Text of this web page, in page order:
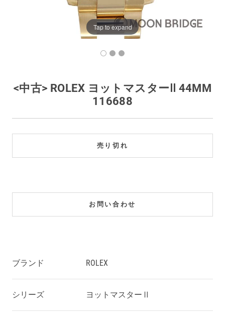
Tap to expand
<中古> ROLEX ヨットマスターⅡ 44MM
116688
売り切れ
お問い合わせ
ブランド ROLEX
シリーズ ヨットマスターⅡ